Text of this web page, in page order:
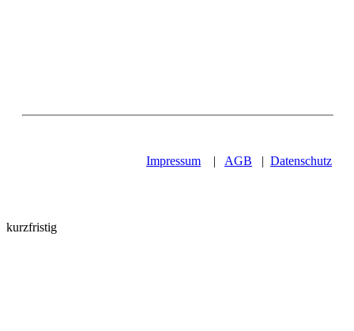
Impressum | AGB | Datenschutz
kurzfristig